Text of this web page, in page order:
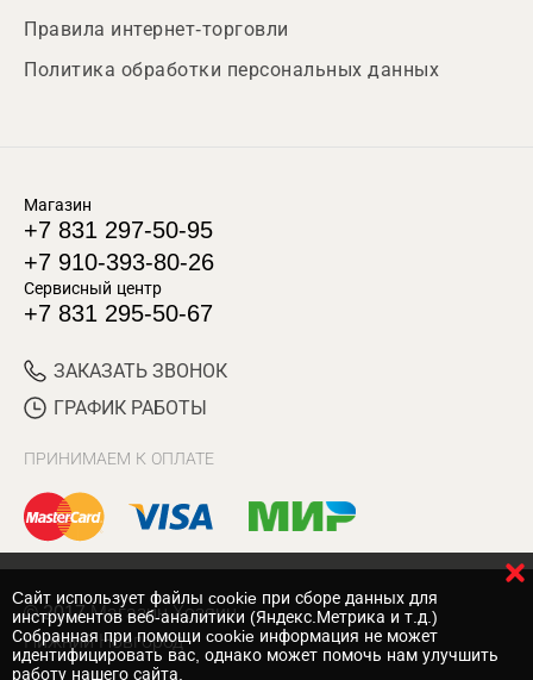
Правила интернет-торговли
Политика обработки персональных данных
Магазин
+7 831 297-50-95
+7 910-393-80-26
Сервисный центр
+7 831 295-50-67
ЗАКАЗАТЬ ЗВОНОК
ГРАФИК РАБОТЫ
ПРИНИМАЕМ К ОПЛАТЕ
© 2017 Магазин Хозяин
Нижний Новгород
Cайт использует файлы cookie при сборе данных для
инструментов веб-аналитики (Яндекс.Метрика и т.д.)
Собранная при помощи cookie информация не может
идентифицировать вас, однако может помочь нам улучшить
работу нашего сайта.